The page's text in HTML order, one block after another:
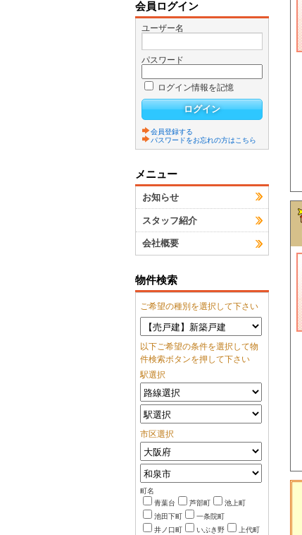
会員ログイン
ユーザー名
パスワード
ログイン情報を記憶
会員登録する
パスワードをお忘れの方はこちら
メニュー
お知らせ
スタッフ紹介
会社概要
物件検索
ご希望の種別を選択して下さい
以下ご希望の条件を選択して物
件検索ボタンを押して下さい
駅選択
市区選択
町名
青葉台
芦部町
池上町
池田下町
一条院町
井ノ口町
いぶき野
上代町